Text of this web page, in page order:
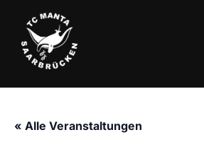
Inhalt
springen
« Alle Veranstaltungen